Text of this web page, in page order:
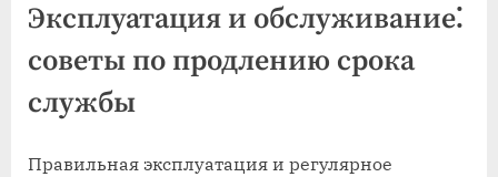
Эксплуатация и обслуживание⁚
советы по продлению срока
службы
Правильная эксплуатация и регулярное